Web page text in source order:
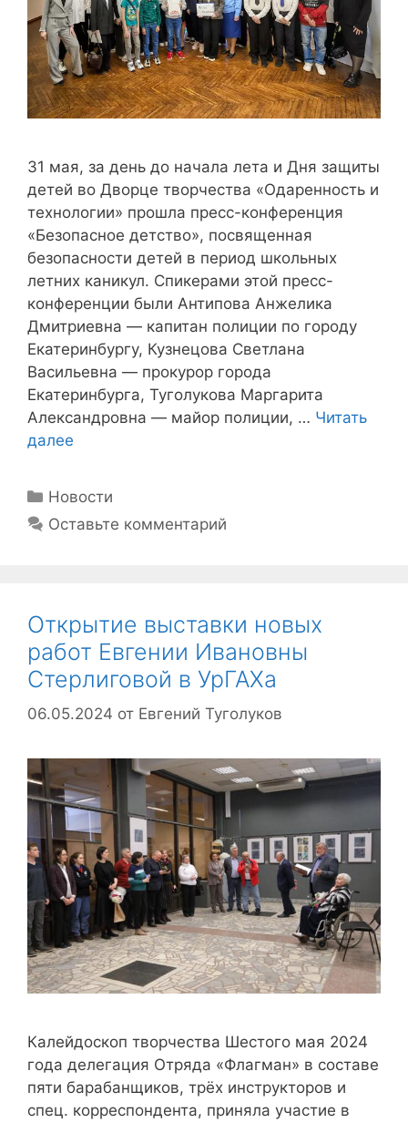
31 мая, за день до начала лета и Дня защиты
детей во Дворце творчества «Одаренность и
технологии» прошла пресс-конференция
«Безопасное детство», посвященная
безопасности детей в период школьных
летних каникул. Спикерами этой пресс-
конференции были Антипова Анжелика
Дмитриевна — капитан полиции по городу
Екатеринбургу, Кузнецова Светлана
Васильевна — прокурор города
Екатеринбурга, Туголукова Маргарита
Александровна — майор полиции, … Читать
далее
Рубрики
Новости
Оставьте комментарий
Открытие выставки новых
работ Евгении Ивановны
Стерлиговой в УрГАХа
06.05.2024 от Евгений Туголуков
Калейдоскоп творчества Шестого мая 2024
года делегация Отряда «Флагман» в составе
пяти барабанщиков, трёх инструкторов и
спец. корреспондента, приняла участие в